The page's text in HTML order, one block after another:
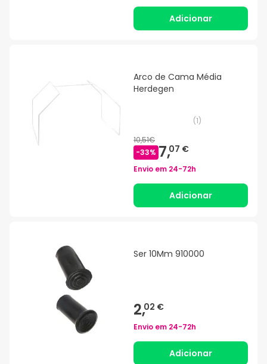
Adicionar
Arco de Cama Média
Herdegen
(1)
10,51€
-33% 7,07 €
Envio em 24-72h
Adicionar
Ser 10Mm 910000
2,02 €
Envio em 24-72h
Adicionar